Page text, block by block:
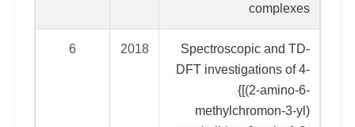
complexes
Spectroscopic and TD-
DFT investigations of 4-
{[(2-amino-6-
methylchromon-3-yl)
2018
6